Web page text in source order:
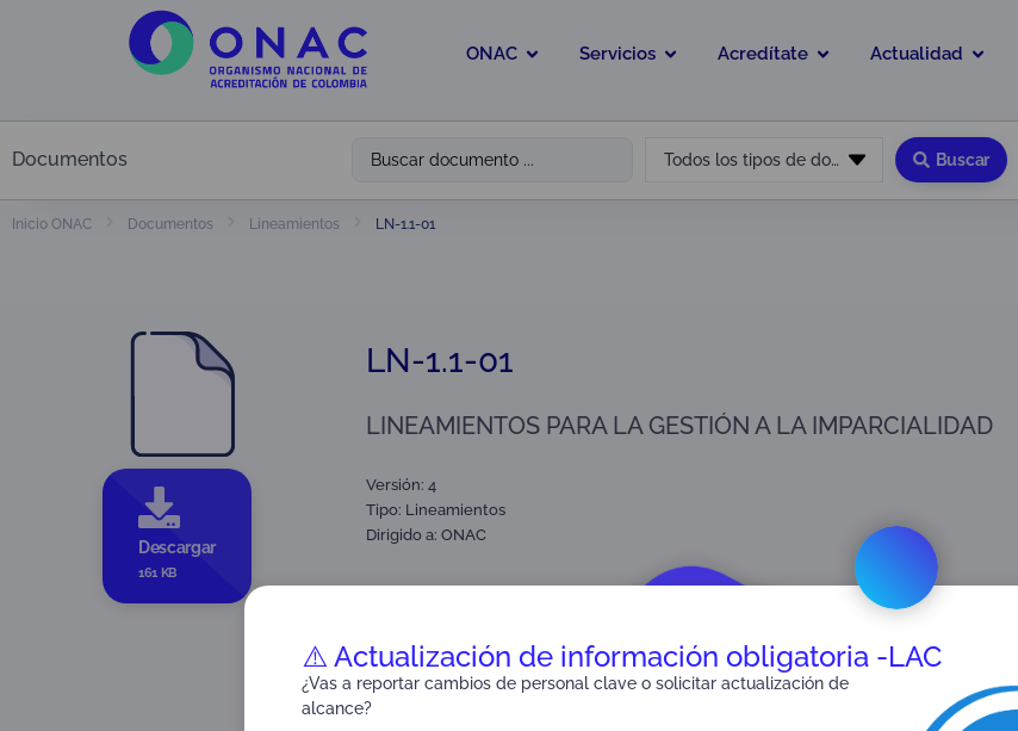
ONAC Servicios Acredítate Actualidad
Documentos Todos los tipos de documento Buscar
Inicio ONAC Documentos Lineamientos LN-1.1-01
Descargar
161 KB
LN-1.1-01
LINEAMIENTOS PARA LA GESTIÓN A LA IMPARCIALIDAD
Versión: 4
Tipo: Lineamientos
Dirigido a: ONAC
⚠️ Actualización de información obligatoria -LAC
¿Vas a reportar cambios de personal clave o solicitar actualización de
alcance?